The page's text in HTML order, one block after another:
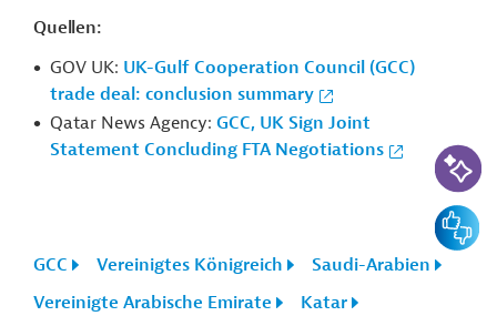
Quellen:
GOV UK: UK-Gulf Cooperation Council (GCC)
trade deal: conclusion summary
Qatar News Agency: GCC, UK Sign Joint
Statement Concluding FTA Negotiations
GCC Vereinigtes Königreich
Saudi-Arabien
Vereinigte Arabische Emirate
Katar
KI-